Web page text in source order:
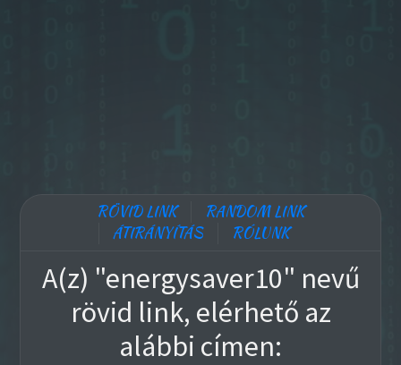
RÖVID LINK
RANDOM LINK
ÁTIRÁNYÍTÁS
RÓLUNK
A(z) "energysaver10" nevű
rövid link, elérhető az
alábbi címen: